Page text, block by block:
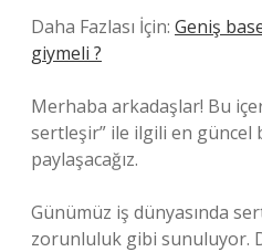
Daha Fazlası İçin: Geniş
giymeli ?
Merhaba arkadaşlar! Bu
sertleşir” ile ilgili en güncel
paylaşacağız.
Günümüz iş dünyasında
zorunluluk gibi sunuluyor.